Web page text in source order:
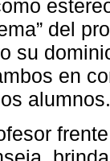
del
su
en
alumnos.